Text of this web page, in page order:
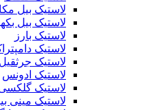
لاستیک بیل
لاستیک بیل
لاستیک بارز
لاستیک
لاستیک جرثقیل
لاستیک ادونس
لاستیک
لاستیک مینی